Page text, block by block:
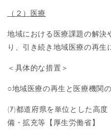
（２）医療
地域における医療課題の解決
り、引き続き地域医療の再生
＜具体的な措置＞
○地域医療の再生と医療機関
(ｱ)都道府県を単位とした高
備・拡充等【厚生労働省】